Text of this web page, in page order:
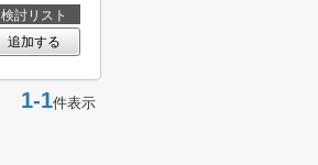
検討リスト
追加する
1-1件表示